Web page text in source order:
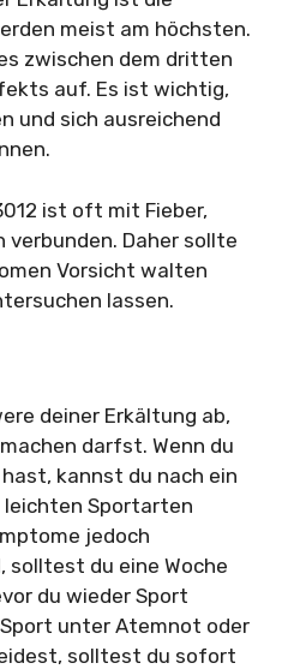
meist am höchsten.
zwischen dem dritten
auf. Es ist wichtig,
und sich ausreichend
ist oft mit Fieber,
verbunden. Daher sollte
Vorsicht walten
lassen.
deiner Erkältung ab,
darfst. Wenn du
kannst du nach ein
leichten Sportarten
jedoch
solltest du eine Woche
du wieder Sport
unter Atemnot oder
solltest du sofort